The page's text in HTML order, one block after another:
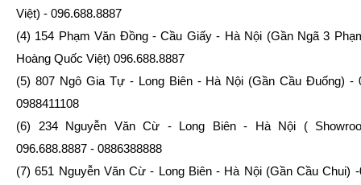
Việt) - 096.688.8887
(4) 154 Phạm Văn Đồng - Cầu Giấy - Hà Nội (Gần Ngã 3
Hoàng Quốc Việt) 096.688.8887
(5) 807 Ngô Gia Tự - Long Biên - Hà Nội (Gần Cầu Đuống) -
0988411108
(6) 234 Nguyễn Văn Cừ - Long Biên - Hà Nội (
096.688.8887 - 0886388888
(7) 651 Nguyễn Văn Cừ - Long Biên - Hà Nội (Gần Cầu Chui) -